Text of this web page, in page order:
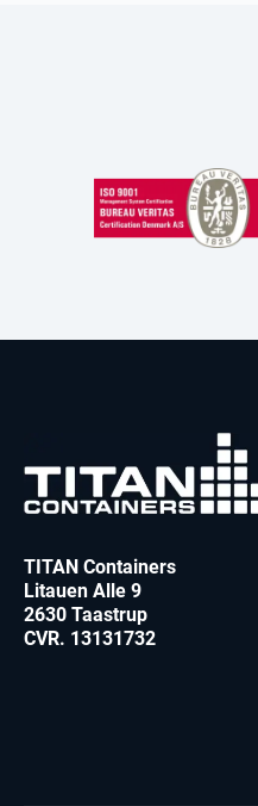
TITAN Containers
Litauen Alle 9
2630 Taastrup
CVR. 13131732